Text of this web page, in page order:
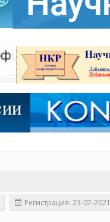
Регистрация: 23-07-2021